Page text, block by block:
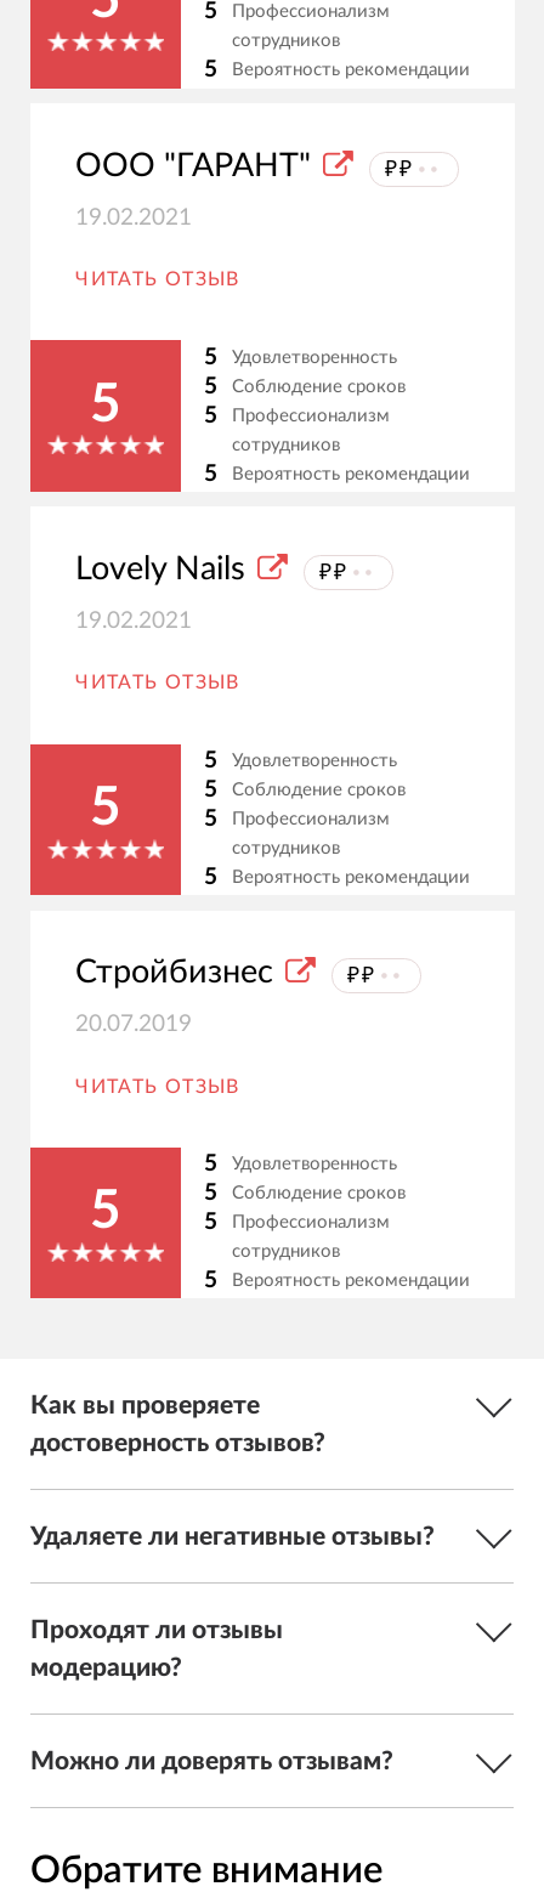
5
Профессионализм
сотрудников
5 Вероятность рекомендации
ООО "ГАРАНТ" ₽₽ ⦁⦁
19.02.2021
ЧИТАТЬ ОТЗЫВ
5
5 Удовлетворенность
5 Соблюдение сроков
5
Профессионализм
сотрудников
5 Вероятность рекомендации
Lovely Nails ₽₽ ⦁⦁
19.02.2021
ЧИТАТЬ ОТЗЫВ
5
5 Удовлетворенность
5 Соблюдение сроков
5
Профессионализм
сотрудников
5 Вероятность рекомендации
Стройбизнес ₽₽ ⦁⦁
20.07.2019
ЧИТАТЬ ОТЗЫВ
5
5 Удовлетворенность
5 Соблюдение сроков
5
Профессионализм
сотрудников
5 Вероятность рекомендации
Как вы проверяете
достоверность отзывов?
Удаляете ли негативные отзывы?
Проходят ли отзывы
модерацию?
Можно ли доверять отзывам?
Обратите внимание